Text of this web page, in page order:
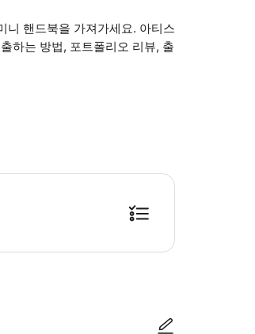
니 핸드북을 가져가세요. 아티스
하는 방법, 포트폴리오 리뷰, 출
괜찮습니다. 6세 이상의 어린이도 참가할 수 있습니